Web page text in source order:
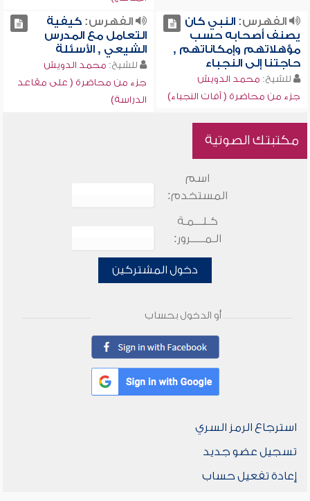
الفهرس:النبي كان
يصنف أصحابه حسب
مؤهلاتهم وإمكاناتهم ,
حاجتنا إلى النجباء
للشيخ: محمد الدويش
جزء من محاضرة ( آفات النجباء)
الفهرس:كيفية
التعامل مع المدرس
الشيعي , الأسئلة
للشيخ: محمد الدويش
جزء من محاضرة ( على مقاعد
الدراسة)
مكتبتك الصوتية
اسم
المستخدم:
كـلـــمـة
الـمـــــرور:
دخول المشتركين
أو الدخول بحساب
استرجاع الرمز السري
تسجيل عضو جديد
إعادة تفعيل حساب